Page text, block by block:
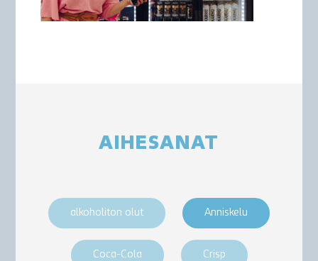
AIHESANAT
alkoholiton olut Anniskelu
Coca-Cola Crisp